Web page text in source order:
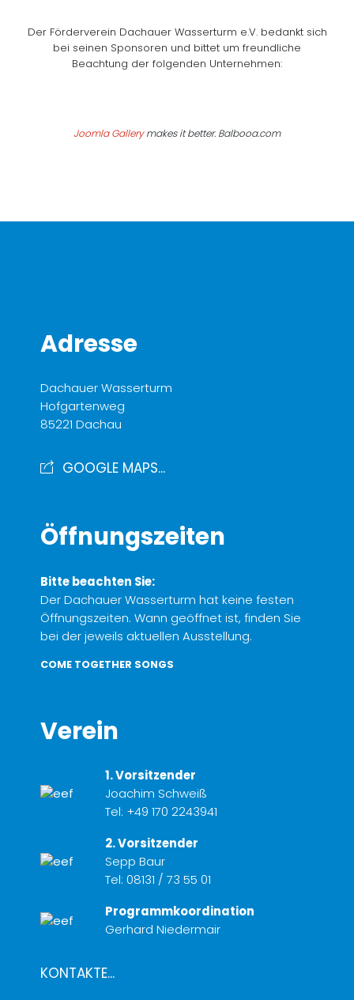
Der Förderverein Dachauer Wasserturm e.V. bedankt sich
bei seinen Sponsoren und bittet um freundliche
Beachtung der folgenden Unternehmen:
Joomla Gallerymakes it better. Balbooa.com
Adresse
Dachauer Wasserturm
Hofgartenweg
85221 Dachau
GOOGLE MAPS...
Öffnungszeiten
Bitte beachten Sie:
Der Dachauer Wasserturm hat keine festen
Öffnungszeiten. Wann geöffnet ist, finden Sie
bei der jeweils aktuellen Ausstellung.
COME TOGETHER SONGS
Verein
1. Vorsitzender
Joachim Schweiß
Tel: +49 170 2243941
2. Vorsitzender
Sepp Baur
Tel: 08131 / 73 55 01
Programmkoordination
Gerhard Niedermair
KONTAKTE...